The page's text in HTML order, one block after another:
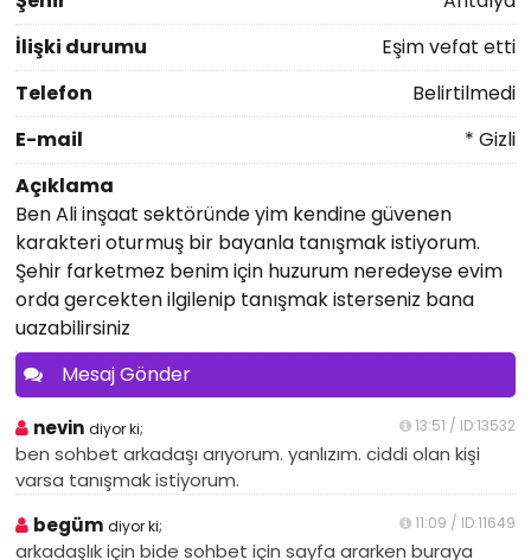
İlişki durumu
Eşim vefat etti
Telefon
Belirtilmedi
E-mail
* Gizli
Açıklama
Ben Ali inşaat sektöründe yim kendine güvenen
karakteri oturmuş bir bayanla tanışmak istiyorum.
Şehir farketmez benim için huzurum neredeyse evim
orda gercekten ilgilenip tanışmak isterseniz bana
uazabilirsiniz
Mesaj Gönder
nevin diyor ki; 13:51 / ID:13532
ben sohbet arkadaşı arıyorum. yanlızım. ciddi olan kişi
varsa tanışmak istiyorum.
begüm diyor ki; 11:09 / ID:11649
arkadaşlık için bide sohbet için sayfa ararken buraya